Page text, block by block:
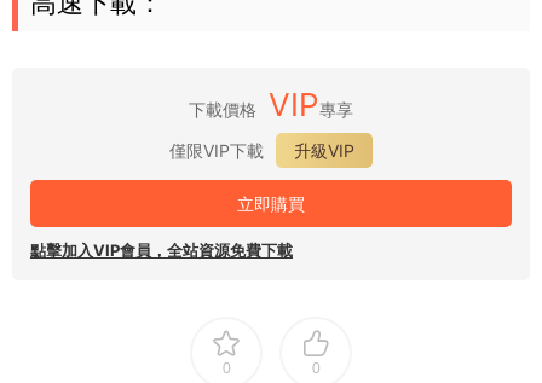
下載價格 VIP專享
僅限VIP下載
升級VIP
立即購買
點擊加入VIP會員，全站資源免費下載
0 0